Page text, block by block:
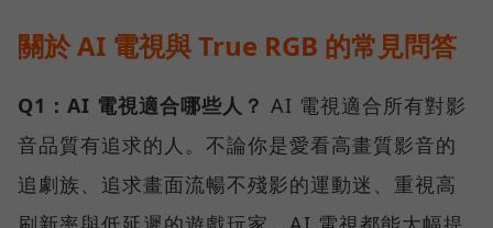
關於 AI 電視與 True RGB 的常見問答
Q1：AI 電視適合哪些人？ AI 電視適合所有對影
音品質有追求的人。不論你是愛看高畫質影音的
追劇族、追求畫面流暢不殘影的運動迷、重視高